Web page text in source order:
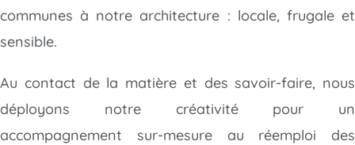
communes à notre architecture : locale, frugale et
sensible.
Au contact de la matière et des savoir-faire, nous
déployons notre créativité pour un
accompagnement sur-mesure au réemploi des